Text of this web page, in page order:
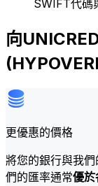
SWIFT代碼
向
更優惠的價格
將您的銀行與我
們的匯率通常優於